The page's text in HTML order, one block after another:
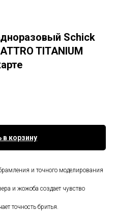
Schick
TITANIUM
в корзину
и точного моделирования
и жожоба создает чувство
точность бритья.